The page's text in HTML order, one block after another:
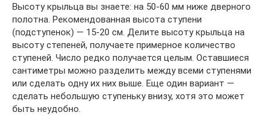
Высоту крыльца вы знаете: на 50-60 мм ниже дверного
полотна. Рекомендованная высота ступени
(подступенок) — 15-20 см. Делите высоту крыльца на
высоту степеней, получаете примерное количество
ступеней. Число редко получается целым. Оставшиеся
сантиметры можно разделить между всеми ступенями
или сделать одну их них выше. Еще один вариант —
сделать небольшую ступеньку внизу, хотя это может
быть неудобно.